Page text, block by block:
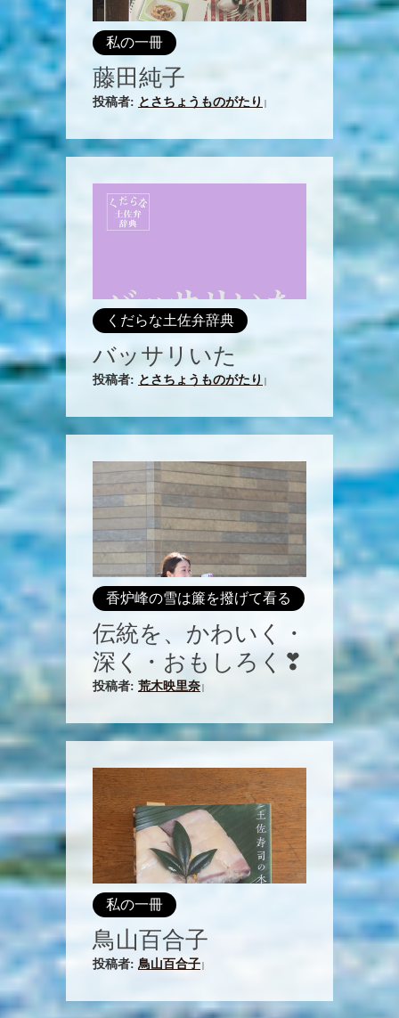
私の一冊
藤田純子
投稿者: とさちょうものがたり
くだらな土佐弁辞典
バッサリいた
投稿者: とさちょうものがたり
香炉峰の雪は簾を撥げて看る
伝統を、かわいく・
深く・おもしろく❣
投稿者: 荒木映里奈
私の一冊
鳥山百合子
投稿者: 鳥山百合子